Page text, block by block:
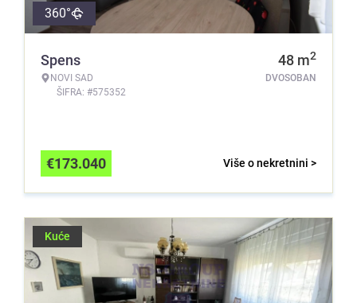
360°
Spens
NOVI SAD
ŠIFRA: #575352
48 m2
DVOSOBAN
Više o nekretnini >
€173.040
Kuće